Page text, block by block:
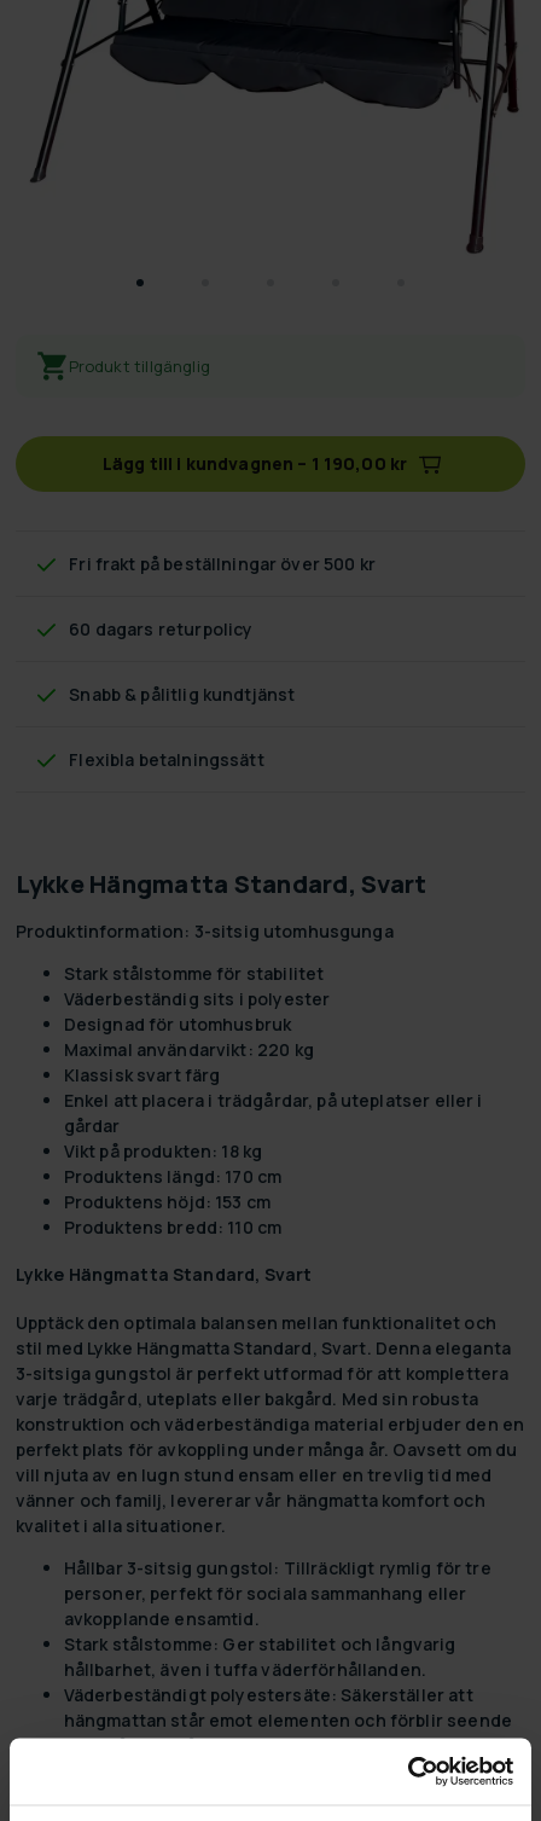
Produkt tillgänglig
Lägg till i kundvagnen – 1 190,00 kr
Fri frakt på beställningar över 500 kr
60 dagars returpolicy
Snabb & pålitlig kundtjänst
Flexibla betalningssätt
Lykke Hängmatta Standard, Svart
Produktinformation: 3-sitsig utomhusgunga
Stark stålstomme för stabilitet
Väderbeständig sits i polyester
Designad för utomhusbruk
Maximal användarvikt: 220 kg
Klassisk svart färg
Enkel att placera i trädgårdar, på uteplatser eller i
gårdar
Vikt på produkten: 18 kg
Produktens längd: 170 cm
Produktens höjd: 153 cm
Produktens bredd: 110 cm
Lykke Hängmatta Standard, Svart
Upptäck den optimala balansen mellan funktionalitet och
stil med Lykke Hängmatta Standard, Svart. Denna eleganta
3-sitsiga gungstol är perfekt utformad för att komplettera
varje trädgård, uteplats eller bakgård. Med sin robusta
konstruktion och väderbeständiga material erbjuder den en
perfekt plats för avkoppling under många år. Oavsett om du
vill njuta av en lugn stund ensam eller en trevlig tid med
vänner och familj, levererar vår hängmatta komfort och
kvalitet i alla situationer.
Hållbar 3-sitsig gungstol: Tillräckligt rymlig för tre
personer, perfekt för sociala sammanhang eller
avkopplande ensamtid.
Stark stålstomme: Ger stabilitet och långvarig
hållbarhet, även i tuffa väderförhållanden.
Väderbeständigt polyestersäte: Säkerställer att
hängmattan står emot elementen och förblir seende
bra ut år efter år.
Idealisk för alla